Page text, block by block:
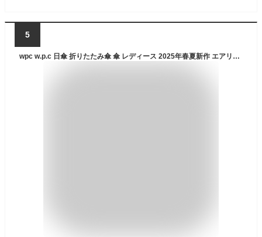
5
wpc w.p.c 日傘 折りたたみ傘 傘 レディース 2025年春夏新作 エアリアルタイニー 完全遮光 雨傘 晴雨兼用 軽量 丈夫 撥水 uvカット おしゃれ かわいい ブランド 紫外線対策 白 黒 ホワイト ブラック ベージュ AERIAL TINY 801-12803-102